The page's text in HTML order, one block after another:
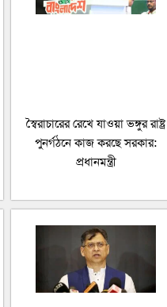
স্বৈরাচারের রেখে যাওয়া ভঙ্গুর রাষ্ট্র
পুনর্গঠনে কাজ করছে সরকার:
প্রধানমন্ত্রী